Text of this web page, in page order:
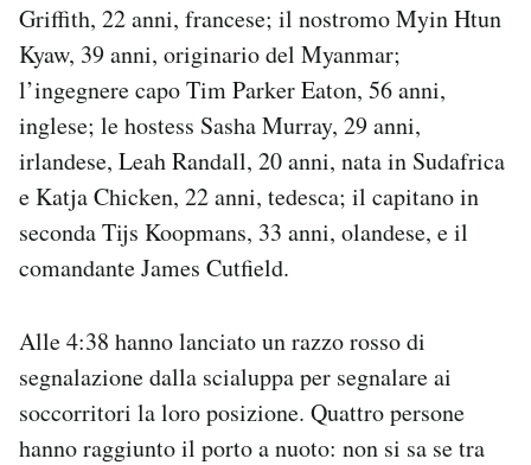
Griffith, 22 anni, francese; il nostromo Myin Htun
Kyaw, 39 anni, originario del Myanmar;
l’ingegnere capo Tim Parker Eaton, 56 anni,
inglese; le hostess Sasha Murray, 29 anni,
irlandese, Leah Randall, 20 anni, nata in Sudafrica
e Katja Chicken, 22 anni, tedesca; il capitano in
seconda Tijs Koopmans, 33 anni, olandese, e il
comandante James Cutfield.
Alle 4:38 hanno lanciato un razzo rosso di
segnalazione dalla scialuppa per segnalare ai
soccorritori la loro posizione. Quattro persone
hanno raggiunto il porto a nuoto: non si sa se tra